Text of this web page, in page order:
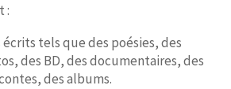
:
tels que des poésies, des
des BD, des documentaires, des
des albums.